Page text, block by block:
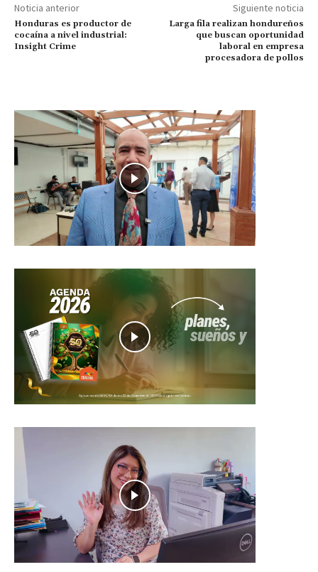
Noticia anterior
Honduras es productor de
cocaína a nivel industrial:
Insight Crime
Siguiente noticia
Larga fila realizan hondureños
que buscan oportunidad
laboral en empresa
procesadora de pollos